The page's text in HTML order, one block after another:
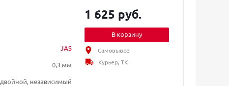
JAS
0,3 мм
двойной, независимый
1 625 руб.
В корзину
Самовывоз
Курьер, ТК